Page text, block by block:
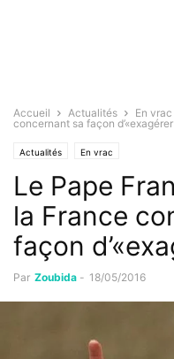
Accueil Actualités En vrac
concernant sa façon
Actualités En vrac
Le Pape
la France
façon
Par Zoubida - 18/05/2016